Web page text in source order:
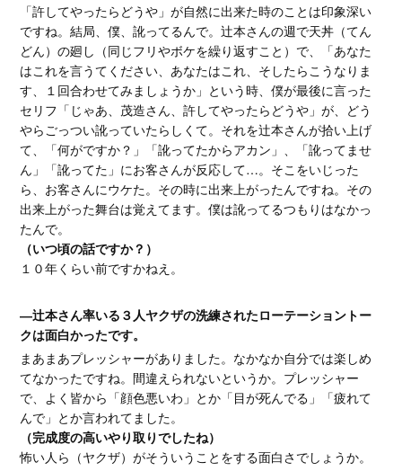
「許してやったらどうや」が自然に出来た時のことは印象深い
ですね。結局、僕、訛ってるんで。辻本さんの週で天丼（てん
どん）の廻し（同じフリやボケを繰り返すこと）で、「あなた
はこれを言うてください、あなたはこれ、そしたらこうなりま
す、１回合わせてみましょうか」という時、僕が最後に言った
セリフ「じゃあ、茂造さん、許してやったらどうや」が、どう
やらごっつい訛っていたらしくて。それを辻本さんが拾い上げ
て、「何がですか？」「訛ってたからアカン」、「訛ってませ
ん」「訛ってた」にお客さんが反応して…。そこをいじった
ら、お客さんにウケた。その時に出来上がったんですね。その
出来上がった舞台は覚えてます。僕は訛ってるつもりはなかっ
たんで。
（いつ頃の話ですか？）
１０年くらい前ですかねえ。
―辻本さん率いる３人ヤクザの洗練されたローテーショントー
クは面白かったです。
まあまあプレッシャーがありました。なかなか自分では楽しめ
てなかったですね。間違えられないというか。プレッシャー
で、よく皆から「顔色悪いわ」とか「目が死んでる」「疲れて
んで」とか言われてました。
（完成度の高いやり取りでしたね）
怖い人ら（ヤクザ）がそういうことをする面白さでしょうか。